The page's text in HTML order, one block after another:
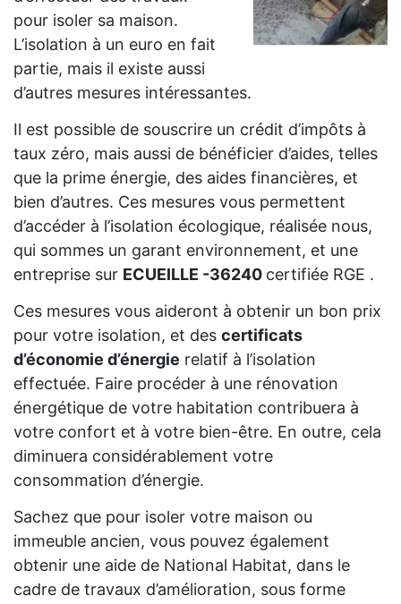
pour isoler sa maison.
L’isolation à un euro en fait
partie, mais il existe aussi
d’autres mesures intéressantes.
Il est possible de souscrire un crédit d’impôts à
taux zéro, mais aussi de bénéficier d’aides, telles
que la prime énergie, des aides financières, et
bien d’autres. Ces mesures vous permettent
d’accéder à l’isolation écologique, réalisée nous,
qui sommes un garant environnement, et une
entreprise sur ECUEILLE -36240 certifiée RGE .
Ces mesures vous aideront à obtenir un bon prix
pour votre isolation, et des certificats
d’économie d’énergie relatif à l’isolation
effectuée. Faire procéder à une rénovation
énergétique de votre habitation contribuera à
votre confort et à votre bien-être. En outre, cela
diminuera considérablement votre
consommation d’énergie.
Sachez que pour isoler votre maison ou
immeuble ancien, vous pouvez également
obtenir une aide de National Habitat, dans le
cadre de travaux d’amélioration, sous forme